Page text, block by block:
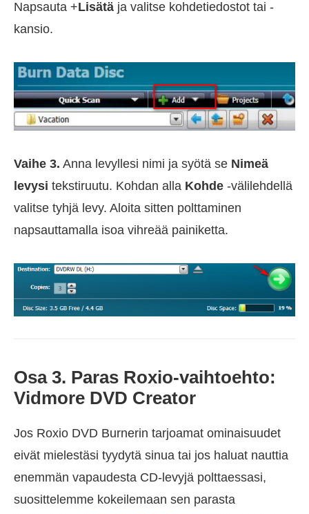
Napsauta +Lisätä ja valitse kohdetiedostot tai -
kansio.
Vaihe 3. Anna levyllesi nimi ja syötä se Nimeä
levysi tekstiruutu. Kohdan alla Kohde -välilehdellä
valitse tyhjä levy. Aloita sitten polttaminen
napsauttamalla isoa vihreää painiketta.
Osa 3. Paras Roxio-vaihtoehto:
Vidmore DVD Creator
Jos Roxio DVD Burnerin tarjoamat ominaisuudet
eivät mielestäsi tyydytä sinua tai jos haluat nauttia
enemmän vapaudesta CD-levyjä polttaessasi,
suosittelemme kokeilemaan sen parasta